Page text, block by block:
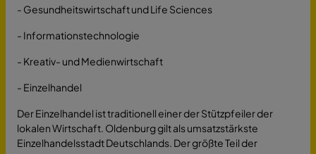
- Gesundheitswirtschaft und Life Sciences
- Informationstechnologie
- Kreativ- und Medienwirtschaft
- Einzelhandel
Der Einzelhandel ist traditionell einer der Stützpfeiler der
lokalen Wirtschaft. Oldenburg gilt als umsatzstärkste
Einzelhandelsstadt Deutschlands. Der größte Teil der